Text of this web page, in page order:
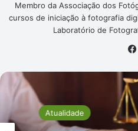
Membro da Associação dos
cursos de iniciação à fotografia
Laboratório de
Atualidade